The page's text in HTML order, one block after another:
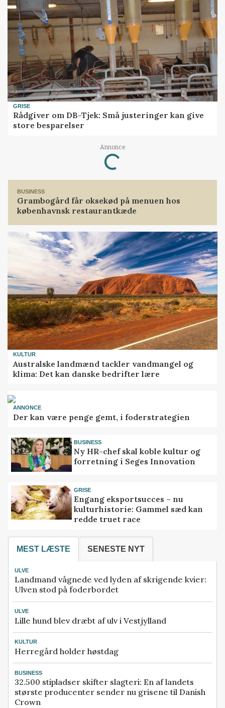
GRISE
Rådgiver om DB-Tjek: Små justeringer kan give
store besparelser
Annonce
Loading...
BUSINESS
Grambogård får oksekød på menuen hos
københavnsk restaurantkæde
KULTUR
Australske landmænd tackler vandmangel og
klima: Det kan danske bedrifter lære
ANNONCE
Der kan være penge gemt, i foderstrategien
BUSINESS
Ny HR-chef skal koble kultur og
forretning i Seges Innovation
GRISE
Engang eksportsucces – nu
kulturhistorie: Gammel sæd kan
redde truet race
MEST LÆSTE SENESTE NYT
ULVE
Landmand vågnede ved lyden af skrigende kvier:
Ulven stod på foderbordet
ULVE
Lille hund blev dræbt af ulv i Vestjylland
KULTUR
Herregård holder høstdag
BUSINESS
32.500 stipladser skifter slagteri: En af landets
største producenter sender nu grisene til Danish
Crown